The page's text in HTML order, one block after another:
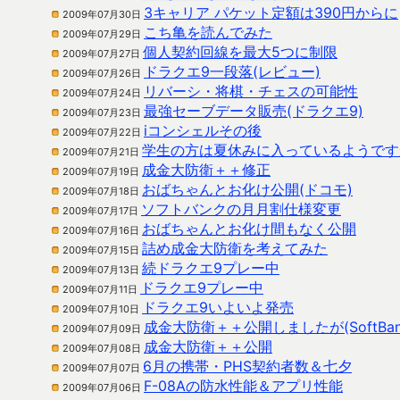
2009年07月30日 3キャリア パケット定額は390円からに
2009年07月29日 こち亀を読んでみた
2009年07月27日 個人契約回線を最大5つに制限
2009年07月26日 ドラクエ9一段落(レビュー)
2009年07月24日 リバーシ・将棋・チェスの可能性
2009年07月23日 最強セーブデータ販売(ドラクエ9)
2009年07月22日 iコンシェルその後
2009年07月21日 学生の方は夏休みに入っているようで
2009年07月19日 成金大防衛＋＋修正
2009年07月18日 おばちゃんとお化け公開(ドコモ)
2009年07月17日 ソフトバンクの月月割仕様変更
2009年07月16日 おばちゃんとお化け間もなく公開
2009年07月15日 詰め成金大防衛を考えてみた
2009年07月13日 続ドラクエ9プレー中
2009年07月11日 ドラクエ9プレー中
2009年07月10日 ドラクエ9いよいよ発売
2009年07月09日 成金大防衛＋＋公開しましたが
2009年07月08日 成金大防衛＋＋公開
2009年07月07日 6月の携帯・PHS契約者数＆七夕
2009年07月06日 F-08Aの防水性能＆アプリ性能